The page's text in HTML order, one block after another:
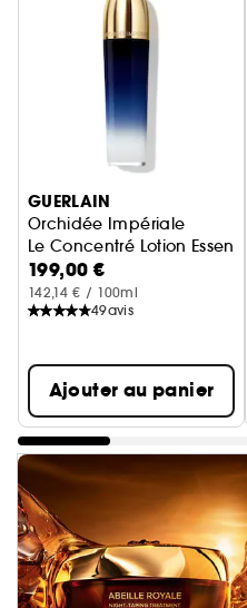
Ignorer le carrousel produits
GUERLAIN
Orchidée Impériale
Le Concentré Lotion Essence
199,00 €
142,14 € / 100ml
49avis
Ajouter au panier